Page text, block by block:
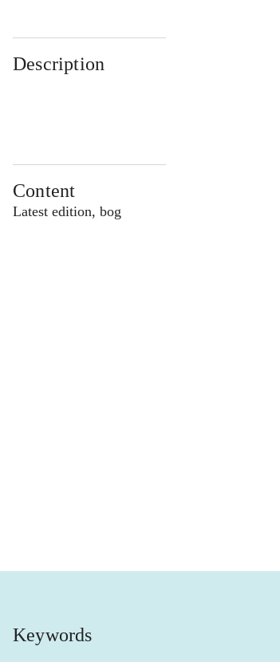
Description
Content
Latest edition, bog
Keywords